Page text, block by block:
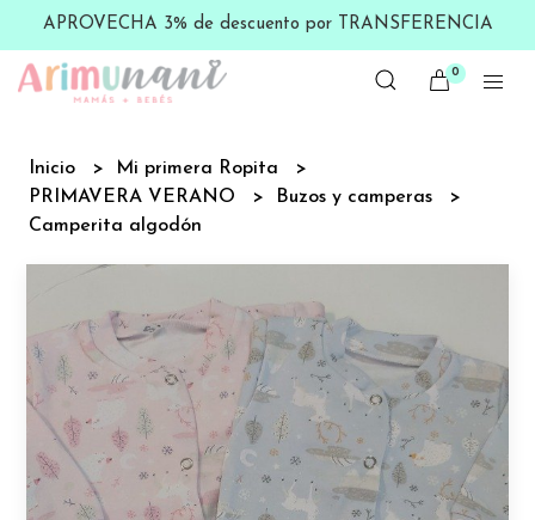
APROVECHA 3% de descuento por TRANSFERENCIA
0
Inicio
Mi primera Ropita
PRIMAVERA VERANO
Buzos y camperas
Camperita algodón